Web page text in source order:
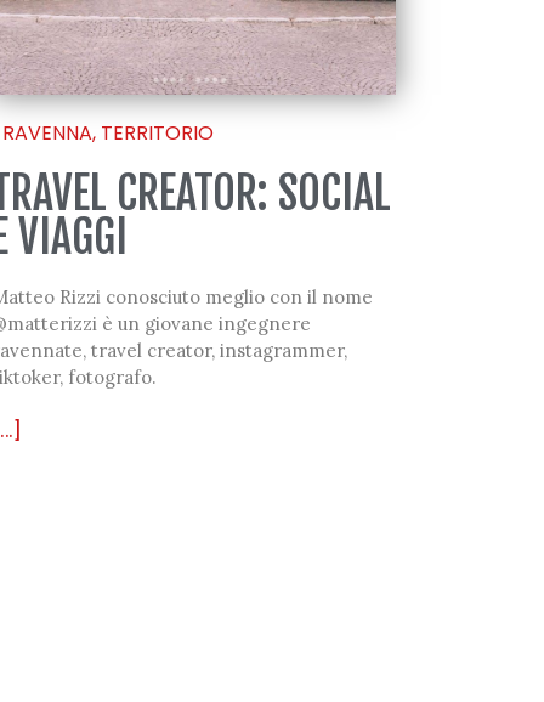
RAVENNA, TERRITORIO
CREATOR: SOCIAL
VIAGGI
Rizzi conosciuto meglio con il nome
è un giovane ingegnere
travel creator, instagrammer,
fotografo.